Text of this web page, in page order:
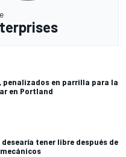
penalizados en parrilla para la
en Portland
tener libre después de